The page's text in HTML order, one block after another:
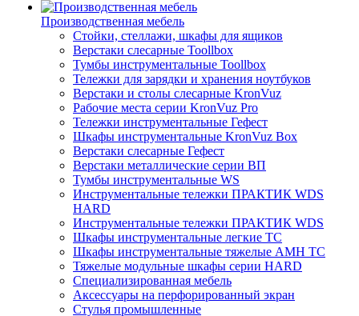
Производственная мебель
Стойки, стеллажи, шкафы для ящиков
Верстаки слесарные Toollbox
Тумбы инструментальные Toollbox
Тележки для зарядки и хранения ноутбуков
Верстаки и столы слесарные KronVuz
Рабочие места серии KronVuz Pro
Тележки инструментальные Гефест
Шкафы инструментальные KronVuz Box
Верстаки слесарные Гефест
Верстаки металлические серии ВП
Тумбы инструментальные WS
Инструментальные тележки ПРАКТИК WDS
HARD
Инструментальные тележки ПРАКТИК WDS
Шкафы инструментальные легкие ТС
Шкафы инструментальные тяжелые AMH TC
Тяжелые модульные шкафы серии HARD
Cпециализированная мебель
Аксессуары на перфорированный экран
Стулья промышленные